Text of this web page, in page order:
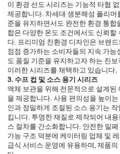
이 환경 선도 시리즈는 기능적 타협
제공합니다. 차세대 생분해성 폴리머
준을 유지하면서도 완전한 환경 통합
합은 다양한 온도 조건에서도 신뢰할
다. 프리미엄 친환경 디자인은 브랜
점점 증가하는 소비자들의 지속 가능
도 품질 기준을 유지하고자 하는 진
이러한 시리즈를 채택하고 있습니다.
3. 수프 컵 및 소스 용기 시리즈
액체 보관을 위해 전문적으로 설계된
을 제공합니다. 사용 편의성을 높이
인과 정밀하게 조절된 소스 용기는
킵니다. 투명한 재질로 제작되어 내
스 절차를 간소화합니다. 안전한 밀
가능 구조 덕분에 케이터링 업체 및
급식 서비스 운영에 유용하며, 제품